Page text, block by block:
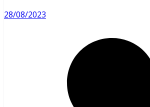
28/08/2023